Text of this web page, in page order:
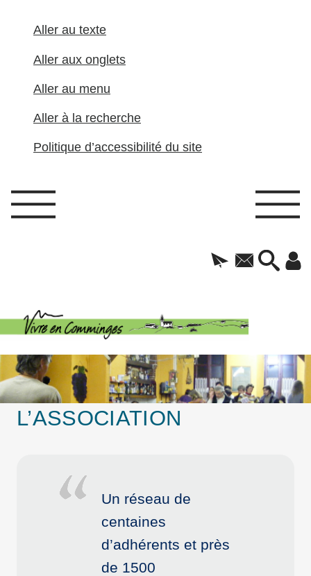
Aller au texte
Aller aux onglets
Aller au menu
Aller à la recherche
Politique d’accessibilité du site
L’ASSOCIATION
Un réseau de
centaines
d’adhérents et près
de 1500